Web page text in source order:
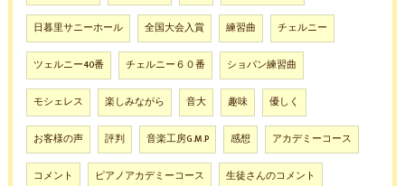
日暮里サニーホール 全国大会入賞 練習曲 チェルニー
ツェルニー40番 チェルニー６０番 ショパン練習曲
モシェレス 楽しみながら 音大 趣味 優しく
お客様の声 評判 音楽工房G.M.P 感想 アカデミーコース
コメント ピアノアカデミーコース 生徒さんのコメント